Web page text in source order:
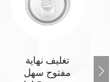
تغليف نهاية
مفتوح سهل